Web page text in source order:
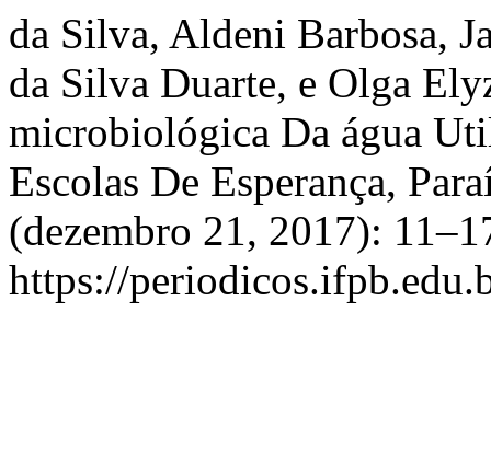
da Silva, Aldeni Barbosa,
da Silva Duarte, e Olga
microbiológica Da água
Escolas De Esperança,
(dezembro 21, 2017):
https://